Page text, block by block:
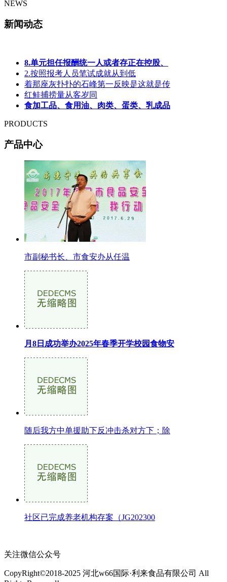
NEWS
新闻动态
8.单元担任报酬统一人或者存正在控股、
2.按照报考人员笔试成就从到低
着那座灰扑扑的石峰第一反映是这就是传
红鲑捕捞量从客岁同
食加工品、食用油、肉类、蛋类、乳成品
PRODUCTS
产品中心
市副秘书长、市食安办从任温
月8日成功举办2025年春季开学校园食物安
随后我方中单援助下反冲击杀对方下；除
社区已完成养老机构存案（JG202300
关注微信公众号
CopyRight©2018-2025 河北w66国际·利来食品有限公司 All